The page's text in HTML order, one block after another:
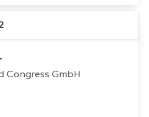
Congress GmbH